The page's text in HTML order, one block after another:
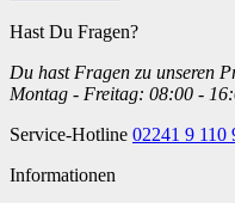
Hast Du Fragen?
Du hast Fragen zu unseren
Montag - Freitag: 08:00 -
Service-Hotline 02241 9 110
Informationen